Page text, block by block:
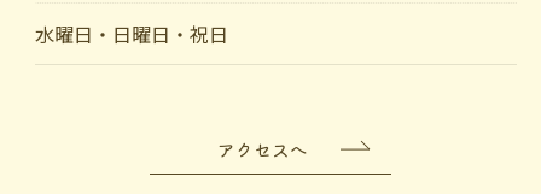
水曜日・日曜日・祝日
アクセスへ